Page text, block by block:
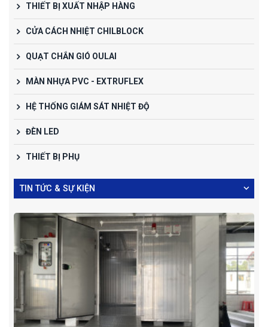
THIẾT BỊ XUẤT NHẬP HÀNG
CỬA CÁCH NHIỆT CHILBLOCK
QUẠT CHẮN GIÓ OULAI
MÀN NHỰA PVC - EXTRUFLEX
HỆ THỐNG GIÁM SÁT NHIỆT ĐỘ
ĐÈN LED
THIẾT BỊ PHỤ
TIN TỨC & SỰ KIỆN